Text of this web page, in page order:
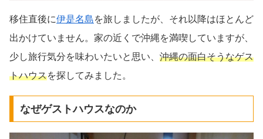
移住直後に伊是名島を旅しましたが、それ以降はほとんど
出かけていません。家の近くで沖縄を満喫していますが、
少し旅行気分を味わいたいと思い、 沖縄の面白そうなゲス
トハウスを探してみました。
なぜゲストハウスなのか